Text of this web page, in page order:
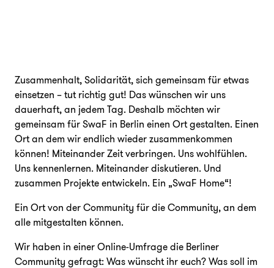
Unterstützen
Zusammenhalt, Solidarität, sich gemeinsam für etwas
einsetzen – tut richtig gut! Das wünschen wir uns
dauerhaft, an jedem Tag. Deshalb möchten wir
gemeinsam für SwaF in Berlin einen Ort gestalten. Einen
Ort an dem wir endlich wieder zusammenkommen
können! Miteinander Zeit verbringen. Uns wohlfühlen.
Uns kennenlernen. Miteinander diskutieren. Und
zusammen Projekte entwickeln. Ein „SwaF Home“!
Ein Ort von der Community für die Community, an dem
alle mitgestalten können.
Wir haben in einer Online-Umfrage die Berliner
Community gefragt: Was wünscht ihr euch? Was soll im